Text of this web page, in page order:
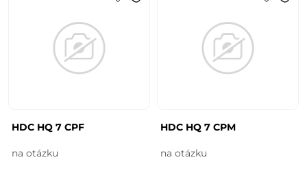
HDC HQ 7 CPF
na otázku
HDC HQ 7 CPM
na otázku